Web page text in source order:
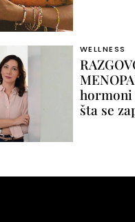
WELLNESS
hormoni
šta se